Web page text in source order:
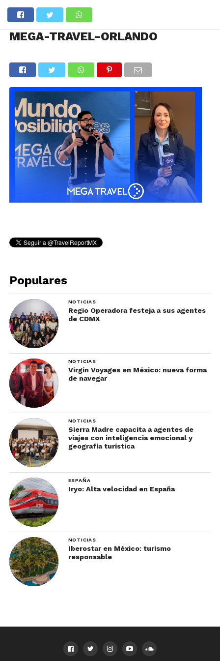
MEGA-TRAVEL-ORLANDO
Populares
NOTICIAS
Regio Operadora festeja a sus agentes
de CDMX
NOTICIAS
Virgin Voyages en México: nueva forma
de navegar
NOTICIAS
Sierra Madre capacita a agentes de
viajes con inteligencia emocional y
geografía turística
ESPAÑA
Iryo: Alta velocidad en España
NOTICIAS
Iberostar en México: turismo
responsable